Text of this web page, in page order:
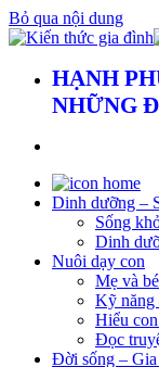
Bỏ qua nội dung
HẠNH
NHỮNG
Dinh dưỡng –
Sống
Dinh
Nuôi dạy con
Mẹ và bé
Kỹ năng
Hiểu
Đọc
Đời sống – Gia